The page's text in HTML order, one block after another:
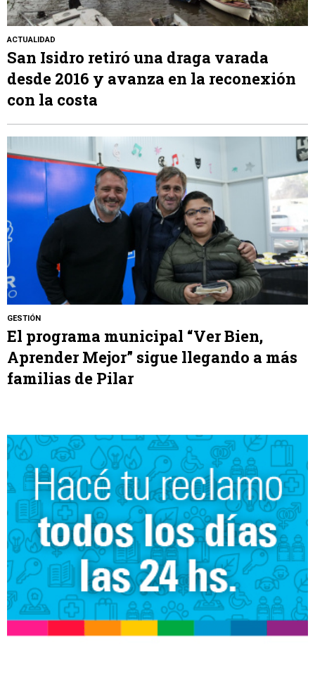
ACTUALIDAD
San Isidro retiró una draga varada
desde 2016 y avanza en la reconexión
con la costa
GESTIÓN
El programa municipal “Ver Bien,
Aprender Mejor” sigue llegando a más
familias de Pilar